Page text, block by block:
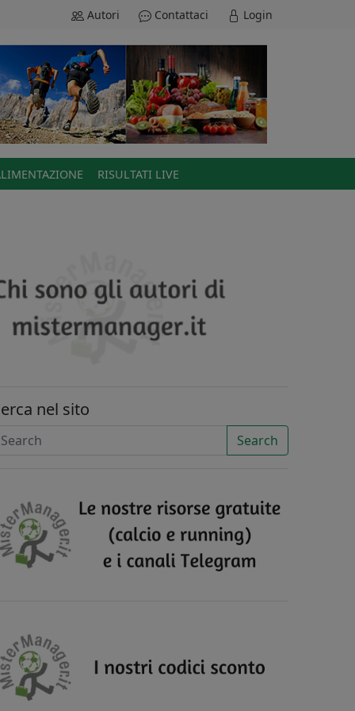
Autori Contattaci Login
RISULTATI LIVE
nel sito
Search